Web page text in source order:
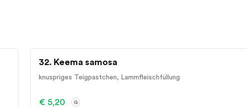
32. Keema samosa
knuspriges Teigpastchen, Lammfleischfüllung
€ 5,20 G